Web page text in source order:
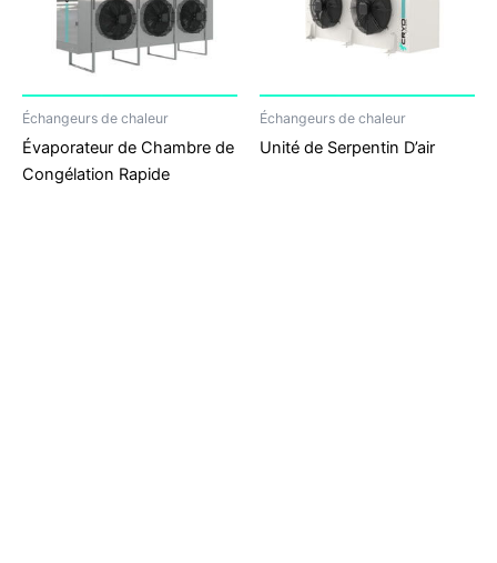
Échangeurs de chaleur
Évaporateur de Chambre de
Congélation Rapide
Échangeurs de chaleur
Unité de Serpentin D’air